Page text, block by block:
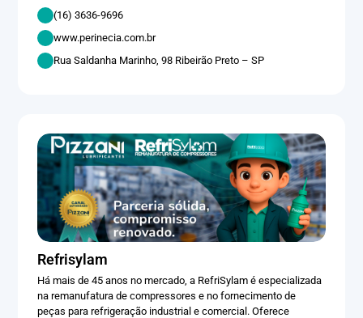
(16) 3636-9696
www.perinecia.com.br
Rua Saldanha Marinho, 98 Ribeirão Preto – SP
Refrisylam
Há mais de 45 anos no mercado, a RefriSylam é especializada
na remanufatura de compressores e no fornecimento de
peças para refrigeração industrial e comercial. Oferece